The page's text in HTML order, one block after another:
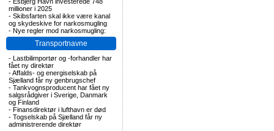
millioner i 2025
- Skibsfarten skal ikke være kanal
og skydeskive for narkosmugling
- Nye regler mod narkosmugling:
Transportnavne
- Lastbilimportør og -forhandler har
fået ny direktør
-Affalds- og energiselskab på
Sjælland får ny genbrugschef
- Tankvognsproducent har fået ny
salgsrådgiver i Sverige, Danmark
og Finland
- Finansdirektør i lufthavn er død
- Togselskab på Sjælland får ny
administrerende direktør